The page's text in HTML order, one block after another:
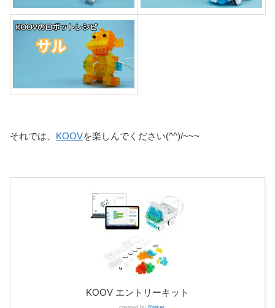
それでは、 KOOVを楽しんでください(^^)/~~~
KOOV エントリーキット